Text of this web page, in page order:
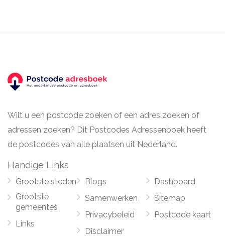
Wilt u een postcode zoeken of een adres zoeken of
adressen zoeken? Dit Postcodes Adressenboek heeft
de postcodes van alle plaatsen uit Nederland.
Handige Links
Grootste steden
Grootste
gemeentes
Links
Blogs
Samenwerken
Privacybeleid
Disclaimer
Dashboard
Sitemap
Postcode kaart